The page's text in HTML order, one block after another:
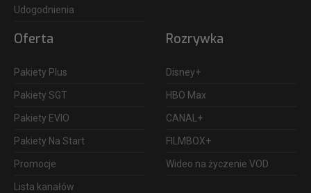
Udogodnienia
Oferta
Pakiety Plus
Pakiety SGT
Pakiety EVIO
Pakiety Na Start
Promocje
Lista kanałów
Rozrywka
Disney+
HBO Max
CANAL+
FILMBOX+
Wideo na życzenie VOD